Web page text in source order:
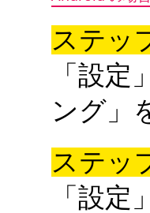
ステッ
「設
ング」
ステッ
「設